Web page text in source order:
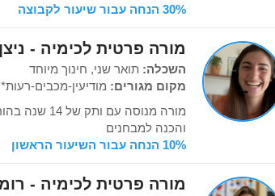
30% הנחה עבור שיעור לקבוצה
מורה פרטית לכימיה -
השכלה: תואר שני, חינוך מיוחד
מקום מגורים: מודיעין-מכבים-רעות*
מורה מנוסה
והכנה למבחנים
10% הנחה עבור השיעור הראשון
מורה פרטית לכימיה -